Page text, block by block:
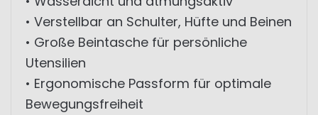
• Verstellbar an Schulter, Hüfte und Beinen
• Große Beintasche für persönliche
Utensilien
• Ergonomische Passform für optimale
Bewegungsfreiheit